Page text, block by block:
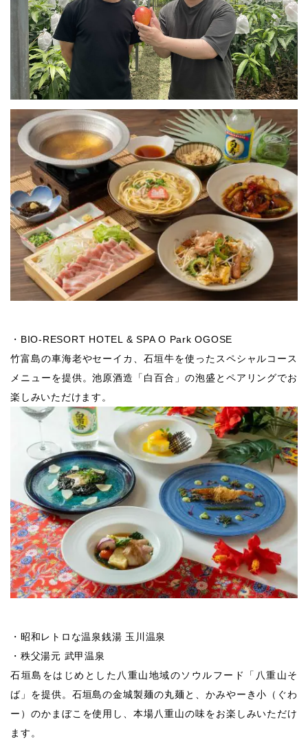
・BIO-RESORT HOTEL & SPA O Park OGOSE
竹富島の車海老やセーイカ、石垣牛を使ったスペシャルコース
メニューを提供。池原酒造「白百合」の泡盛とペアリングでお
楽しみいただけます。
・昭和レトロな温泉銭湯 玉川温泉
・秩父湯元 武甲温泉
石垣島をはじめとした八重山地域のソウルフード「八重山そ
ば」を提供。石垣島の金城製麺の丸麺と、かみやーき小（ぐわ
ー）のかまぼこを使用し、本場八重山の味をお楽しみいただけ
ます。